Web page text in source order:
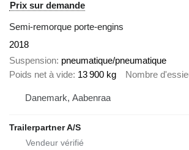
Prix sur demande
Semi-remorque porte-engins
2018
Suspension pneumatique/pneumatique
Poids net à vide 13 900 kg Nombre
Danemark, Aabenraa
Trailerpartner A/S